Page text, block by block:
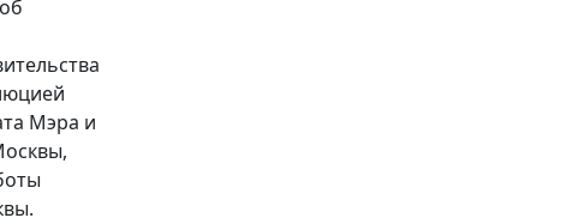
Мэра и